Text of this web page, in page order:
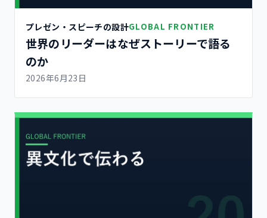
プレゼン・スピーチの設計GLOBAL FRONTIER
世界のリーダーはなぜストーリーで語る
のか
2026年6月23日